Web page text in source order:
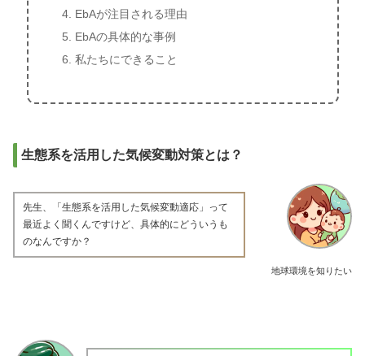
EbAが注目される理由
EbAの具体的な事例
私たちにできること
生態系を活用した気候変動対策とは？
地球環境を知りたい
先生、「生態系を活用した気候変動適応」って
最近よく聞くんですけど、具体的にどういうも
のなんですか？